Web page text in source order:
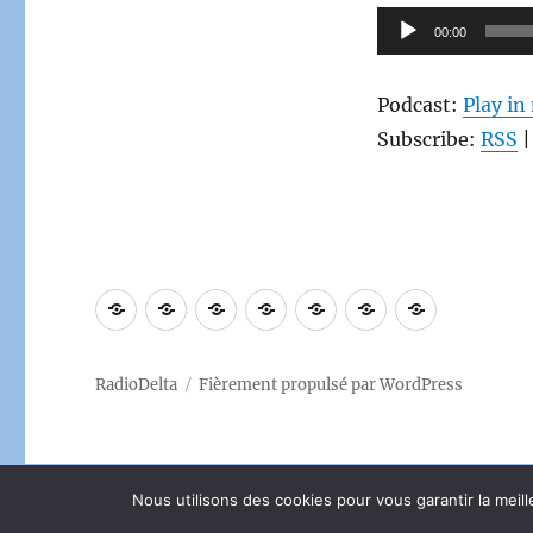
Lecteur
audio
00:00
Podcast: Play in
Subscribe: RSS
Accueil
[
DIRECT
[
Deltashop
Les
émissions
Le
Club
Contact
À
RadioDelta Fièrement propulsé par WordPress
Nous utilisons des cookies pour vous garantir la